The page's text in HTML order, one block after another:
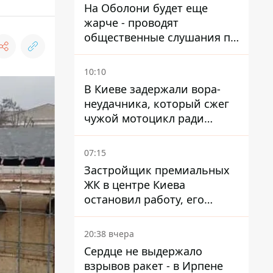
На Оболони будет еще
жарче - проводят
общественные слушания по
поводу храма УГКЦ на
Северной
10:10
В Киеве задержали вора-
неудачника, который сжег
чужой мотоцикл ради
содержимого багажника
07:15
Застройщик премиальных
ЖК в центре Киева
остановил работу, его
руководители сбежали из
Украины - Bihus.info
20:38 вчера
Сердце не выдержало
взрывов ракет - в Ирпене